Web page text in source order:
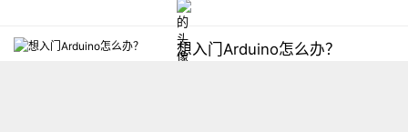
想入门Arduino怎么办？